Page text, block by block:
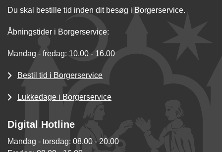
Du skal bestille tid inden dit besøg i Borgerservice.
Åbningstider i Borgerservice:
Mandag - fredag: 10.00 - 16.00
Bestil tid i Borgerservice
Lukkedage i Borgerservice
Digital Hotline
Mandag - torsdag: 08.00 - 20.00